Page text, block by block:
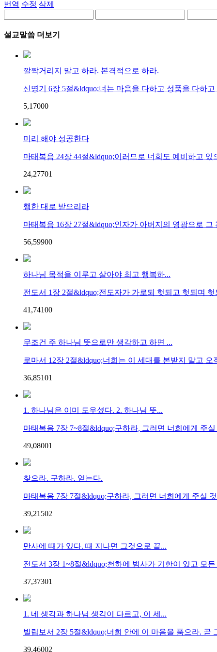
번역 수정 삭제
설교말씀 더보기
깔짝거리지 말고 하라. 본격적으로 하라.
신명기 6장 5절&ldquo;너는 마음을 다하고 성품을 다하고
5,17000
미리 해야 성공한다
마태복음 24장 44절&ldquo;이러므로 너희도 예비하고 있
24,27701
행한 대로 받으리라
마태복음 16장 27절&ldquo;인자가 아버지의 영광으로 그
56,59900
하나님 목적을 이루고 살아야 최고 행복하...
전도서 1장 2절&ldquo;전도자가 가로되 헛되고 헛되며 헛
41,74100
무조건 주 하나님 뜻으로만 생각하고 하면 ...
로마서 12장 2절&ldquo;너희는 이 세대를 본받지 말고 오
36,85101
1. 하나님은 이미 도우셨다. 2. 하나님 뜻...
마태복음 7장 7~8절&ldquo;구하라, 그러면 너희에게 주실
49,08001
찾으라. 구하라. 얻는다.
마태복음 7장 7절&ldquo;구하라, 그러면 너희에게 주실
39,21502
만사에 때가 있다. 때 지나면 그것으로 끝...
전도서 3장 1~8절&ldquo;천하에 범사가 기한이 있고 모든
37,37301
1. 네 생각과 하나님 생각이 다르고, 이 세...
빌립보서 2장 5절&ldquo;너희 안에 이 마음을 품으라. 곧
39,46002